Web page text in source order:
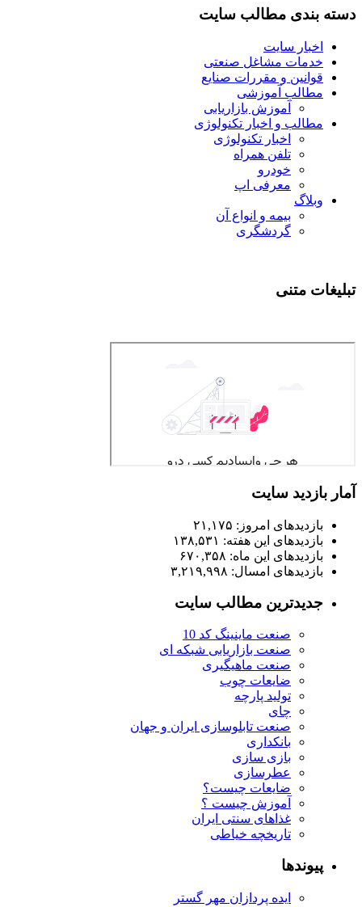
دسته بندی مطالب سایت
اخبار سایت
خدمات مشاغل صنعتی
قوانین و مقررات صنایع
مطالب آموزشی
آموزش بازاریابی
مطالب و اخبار تکنولوژی
اخبار تکنولوژی
تلفن همراه
خودرو
معرفی اپ
وبلاگ
بیمه و انواع آن
گردشگری
تبلیغات متنی
آمار بازدید سایت
بازدیدهای امروز: ۲۱,۱۷۵
بازدیدهای این هفته: ۱۳۸,۵۳۱
بازدیدهای این ماه: ۶۷۰,۳۵۸
بازدیدهای امسال: ۳,۲۱۹,۹۹۸
جدیدترین مطالب سایت
صنعت ماینینگ کد 10
صنعت بازاریابی شبکه ای
صنعت ماهیگیری
ضایعات چوب
تولید پارچه
چای
صنعت تابلوسازی ایران و جهان
بانکداری
بازی سازی
عطرسازی
ضایعات چیست؟
آموزش چیست ؟
غذاهای سنتی ایران
تاریخچه خیاطی
پیوندها
ایده پردازان مهر گستر